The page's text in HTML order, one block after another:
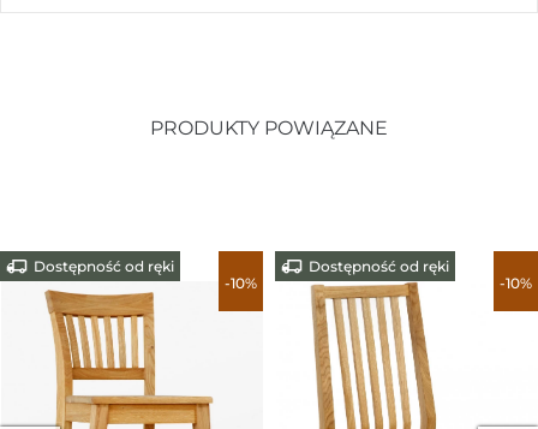
PRODUKTY POWIĄZANE
Dostępność od ręki
-10%
Dostępność od ręki
-10%